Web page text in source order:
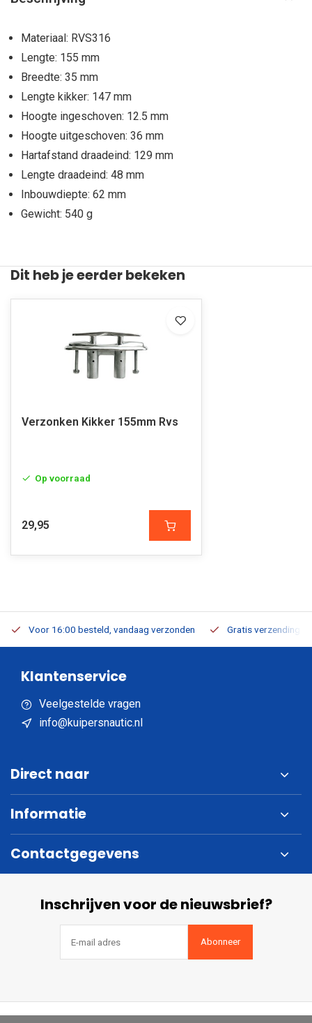
Materiaal: RVS316
Lengte: 155 mm
Breedte: 35 mm
Lengte kikker: 147 mm
Hoogte ingeschoven: 12.5 mm
Hoogte uitgeschoven: 36 mm
Hartafstand draadeind: 129 mm
Lengte draadeind: 48 mm
Inbouwdiepte: 62 mm
Gewicht: 540 g
Dit heb je eerder bekeken
Verzonken Kikker 155mm Rvs
Op voorraad
29,95
Voor 16:00 besteld, vandaag verzonden Gratis verzending
Klantenservice
Veelgestelde vragen
info@kuipersnautic.nl
Direct naar
Informatie
Contactgegevens
Inschrijven voor de nieuwsbrief?
Abonneer